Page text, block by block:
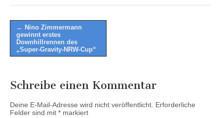
Post
navigation
← Nino Zimmermann
gewinnt erstes
Downhillrennen des
„Super-Gravity-NRW-Cup“
Schreibe einen Kommentar
Deine E-Mail-Adresse wird nicht veröffentlicht. Erforderliche
Felder sind mit * markiert